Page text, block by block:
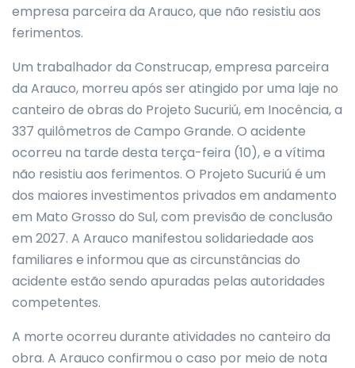
empresa parceira da Arauco, que não resistiu aos
ferimentos.
Um trabalhador da Construcap, empresa parceira
da Arauco, morreu após ser atingido por uma laje no
canteiro de obras do Projeto Sucuriú, em Inocência, a
337 quilômetros de Campo Grande. O acidente
ocorreu na tarde desta terça-feira (10), e a vítima
não resistiu aos ferimentos. O Projeto Sucuriú é um
dos maiores investimentos privados em andamento
em Mato Grosso do Sul, com previsão de conclusão
em 2027. A Arauco manifestou solidariedade aos
familiares e informou que as circunstâncias do
acidente estão sendo apuradas pelas autoridades
competentes.
A morte ocorreu durante atividades no canteiro da
obra. A Arauco confirmou o caso por meio de nota